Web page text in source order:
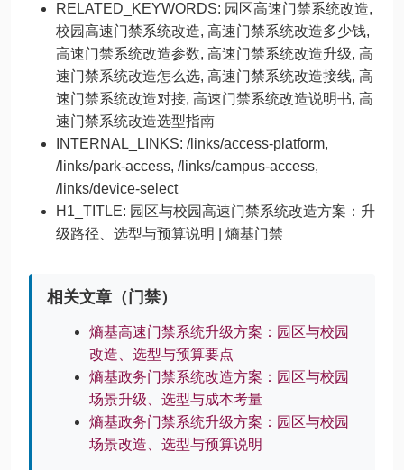
RELATED_KEYWORDS: 园区高速门禁系统改造,
校园高速门禁系统改造, 高速门禁系统改造多少钱,
高速门禁系统改造参数, 高速门禁系统改造升级, 高
速门禁系统改造怎么选, 高速门禁系统改造接线, 高
速门禁系统改造对接, 高速门禁系统改造说明书, 高
速门禁系统改造选型指南
INTERNAL_LINKS: /links/access-platform,
/links/park-access, /links/campus-access,
/links/device-select
H1_TITLE: 园区与校园高速门禁系统改造方案：升
级路径、选型与预算说明 | 熵基门禁
相关文章（门禁）
熵基高速门禁系统升级方案：园区与校园
改造、选型与预算要点
熵基政务门禁系统改造方案：园区与校园
场景升级、选型与成本考量
熵基政务门禁系统升级方案：园区与校园
场景改造、选型与预算说明